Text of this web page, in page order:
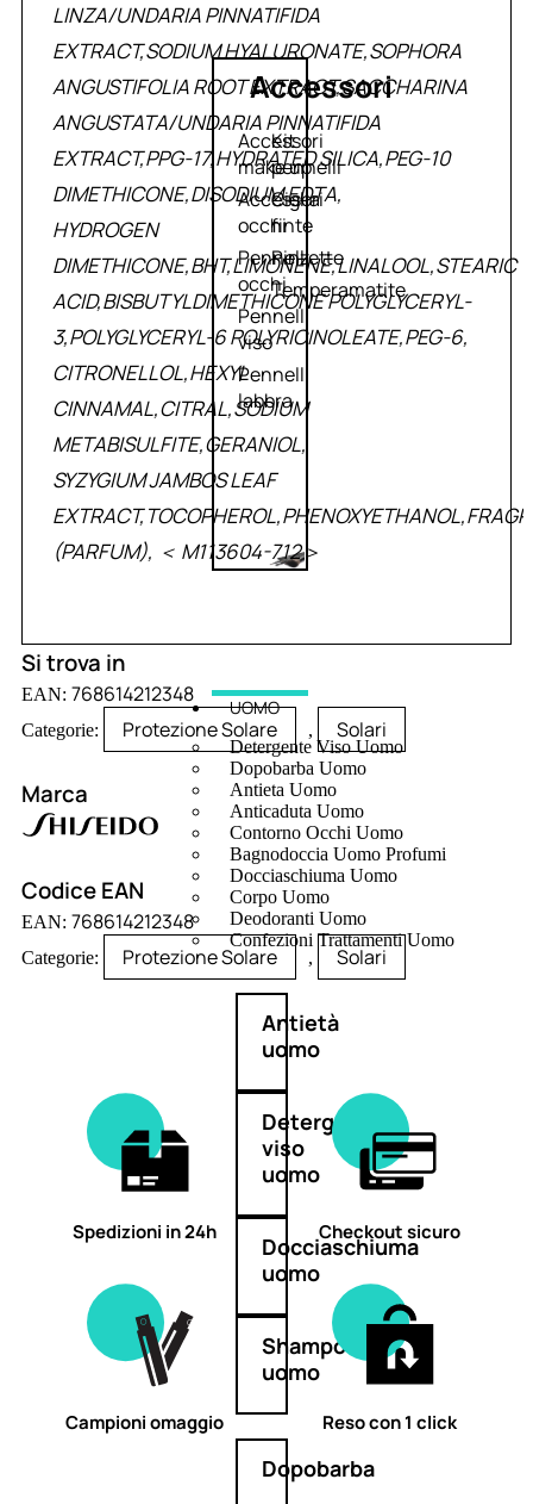
Accessori
Accessori
make up
Accessori
occhi
Pennelli
occhi
Pennelli
viso
Pennelli
labbra
Kit
pennelli
Ciglia
finte
Pinzette
Temperamatite
UOMO
Detergente Viso Uomo
Dopobarba Uomo
Antieta Uomo
Anticaduta Uomo
Contorno Occhi Uomo
Bagnodoccia Uomo Profumi
Docciaschiuma Uomo
Corpo Uomo
Deodoranti Uomo
Confezioni Trattamenti Uomo
Antietà
uomo
Detergente
viso
uomo
Docciaschiuma
uomo
Shampoo
uomo
Dopobarba
LINZA/UNDARIA PINNATIFIDA
EXTRACT,SODIUM HYALURONATE,SOPHORA
ANGUSTIFOLIA ROOT EXTRACT,SACCHARINA
ANGUSTATA/UNDARIA PINNATIFIDA
EXTRACT,PPG-17,HYDRATED SILICA,PEG-10
DIMETHICONE,DISODIUM EDTA,
HYDROGEN
DIMETHICONE,BHT,LIMONENE,LINALOOL,STEARIC
ACID,BISBUTYLDIMETHICONE POLYGLYCERYL-
3,POLYGLYCERYL-6 POLYRICINOLEATE,PEG-6,
CITRONELLOL,HEXYL
CINNAMAL,CITRAL,SODIUM
METABISULFITE,GERANIOL,
SYZYGIUM JAMBOS LEAF
(PARFUM), ＜ M113604-712＞
Si trova in
EAN: 768614212348
Categorie: Protezione Solare , Solari
Marca
Codice EAN
EAN: 768614212348
Categorie: Protezione Solare , Solari
Spedizioni in 24h Checkout sicuro
Campioni omaggio Reso con 1 click